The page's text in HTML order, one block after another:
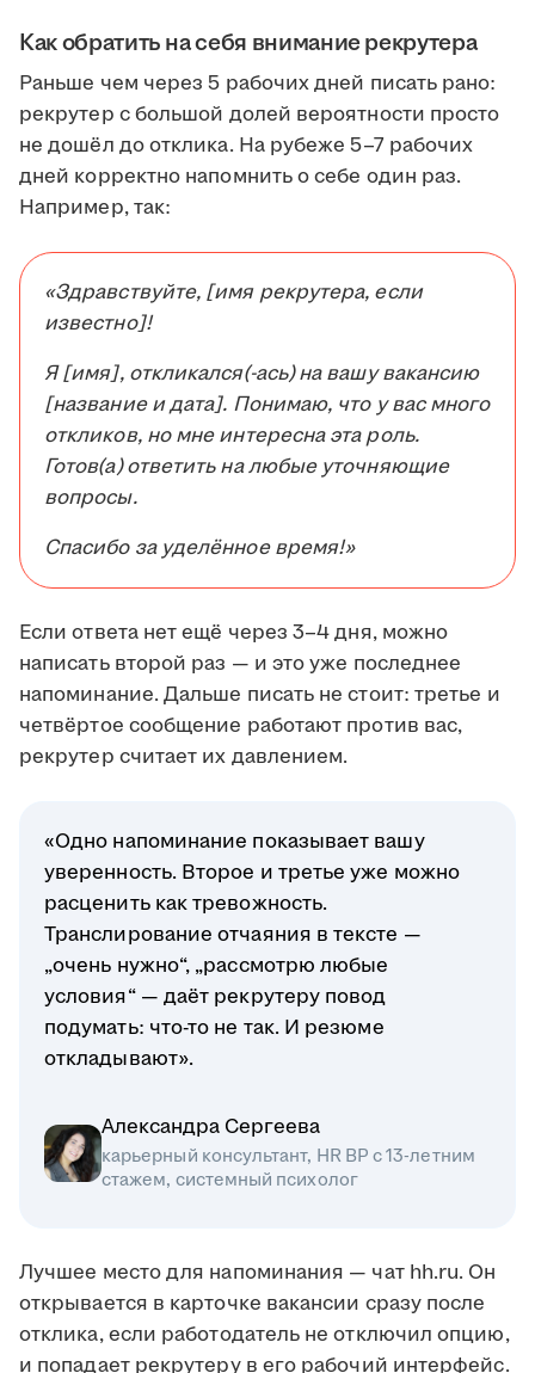
Как обратить на себя внимание рекрутера
Раньше чем через 5 рабочих дней писать рано:
рекрутер с большой долей вероятности просто
не дошёл до отклика. На рубеже 5–7 рабочих
дней корректно напомнить о себе один раз.
Например, так:
«Здравствуйте, [имя рекрутера, если
известно]!
Я [имя], откликался(-ась) на вашу вакансию
[название и дата]. Понимаю, что у вас много
откликов, но мне интересна эта роль.
Готов(а) ответить на любые уточняющие
вопросы.
Спасибо за уделённое время!»
Если ответа нет ещё через 3–4 дня, можно
написать второй раз — и это уже последнее
напоминание. Дальше писать не стоит: третье и
четвёртое сообщение работают против вас,
рекрутер считает их давлением.
«Одно напоминание показывает вашу
уверенность. Второе и третье уже можно
расценить как тревожность.
Транслирование отчаяния в тексте —
„очень нужно“, „рассмотрю любые
условия“ — даёт рекрутеру повод
подумать: что-то не так. И резюме
откладывают».
Александра Сергеева
карьерный консультант, HR BP с 13-летним
стажем, системный психолог
Лучшее место для напоминания — чат hh.ru. Он
открывается в карточке вакансии сразу после
отклика, если работодатель не отключил опцию,
и попадает рекрутеру в его рабочий интерфейс.